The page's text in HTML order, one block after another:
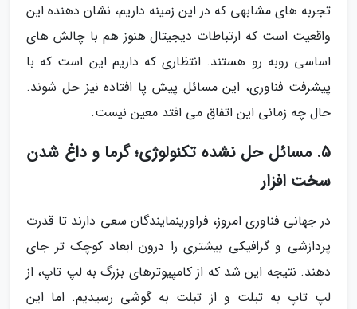
تجربه های مشابهی که در این زمینه داریم، نشان دهنده این
واقعیت است که ارتباطات دیجیتال هنوز هم با چالش های
اساسی روبه رو هستند. انتظاری که داریم این است که با
پیشرفت فناوری، این مسائل پیش پا افتاده نیز حل شوند.
حال چه زمانی این اتفاق می افتد معین نیست.
5. مسائل حل نشده تکنولوژی؛ گرما و داغ شدن
سخت افزار
در جهانی فناوری امروز، فراورینمایندگان سعی دارند تا قدرت
پردازشی و گرافیکی بیشتری را درون ابعاد کوچک تر جای
دهند. نتیجه این شد که از کامپیوترهای بزرگ به لپ تاپ، از
لپ تاپ به تبلت و از تبلت به گوشی رسیدیم. اما این